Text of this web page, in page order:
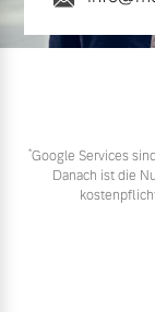
*Google Services
Danach ist die